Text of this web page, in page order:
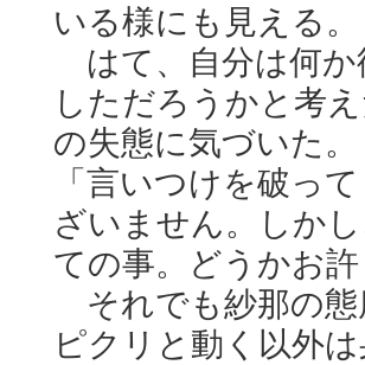
いる様にも見える。
はて、自分は何か
しただろうかと考
の失態に気づいた。
「言いつけを破っ
ざいません。しか
ての事。どうかお
それでも紗那の態
ピクリと動く以外